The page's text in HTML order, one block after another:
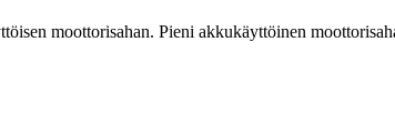
moottorisahan. Pieni akkukäyttöinen